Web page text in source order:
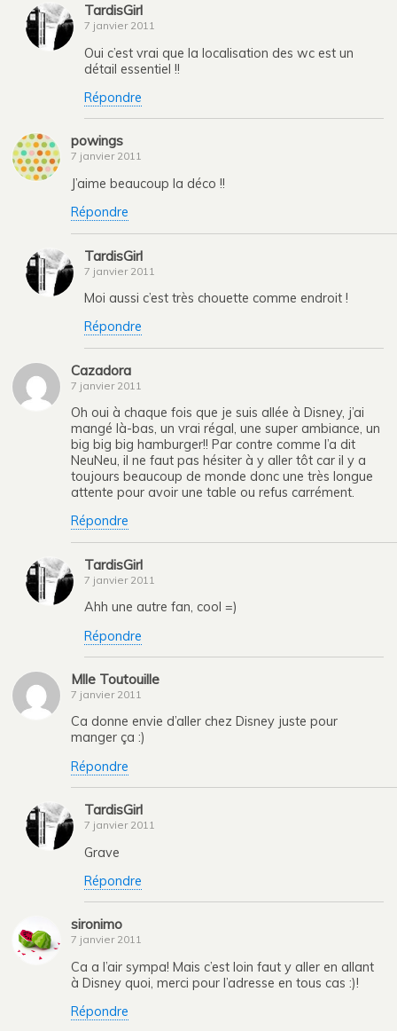
TardisGirl
7 janvier 2011
Oui c’est vrai que la localisation des wc est un
détail essentiel !!
Répondre
powings
7 janvier 2011
J’aime beaucoup la déco !!
Répondre
TardisGirl
7 janvier 2011
Moi aussi c’est très chouette comme endroit !
Répondre
Cazadora
7 janvier 2011
Oh oui à chaque fois que je suis allée à Disney, j’ai
mangé là-bas, un vrai régal, une super ambiance, un
big big big hamburger!! Par contre comme l’a dit
NeuNeu, il ne faut pas hésiter à y aller tôt car il y a
toujours beaucoup de monde donc une très longue
attente pour avoir une table ou refus carrément.
Répondre
TardisGirl
7 janvier 2011
Ahh une autre fan, cool =)
Répondre
Mlle Toutouille
7 janvier 2011
Ca donne envie d’aller chez Disney juste pour
manger ça :)
Répondre
TardisGirl
7 janvier 2011
Grave
Répondre
sironimo
7 janvier 2011
Ca a l’air sympa! Mais c’est loin faut y aller en allant
à Disney quoi, merci pour l’adresse en tous cas :)!
Répondre